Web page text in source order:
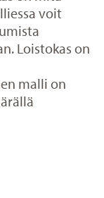
voit
Loistokas on
malli on